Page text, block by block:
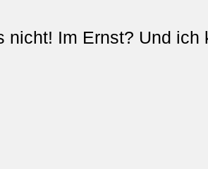
nicht! Im Ernst? Und